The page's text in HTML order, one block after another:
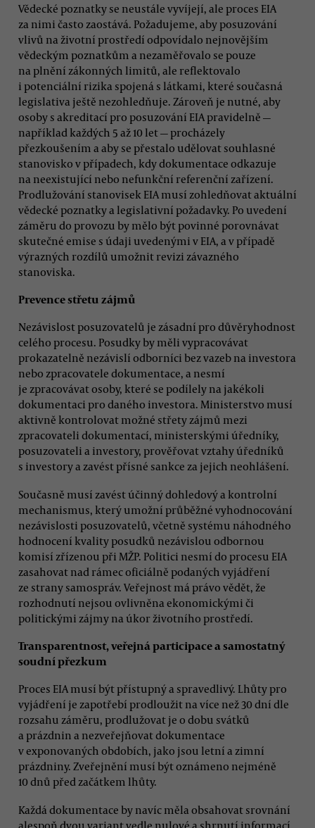
Vědecké poznatky se neustále vyvíjejí, ale proces EIA
za nimi často zaostává. Požadujeme, aby posuzování
vlivů na životní prostředí odpovídalo nejnovějším
vědeckým poznatkům a nezaměřovalo se pouze
na plnění zákonných limitů, ale reflektovalo
i potenciální rizika spojená s látkami, které současná
legislativa ještě nezohledňuje. Zároveň je nutné, aby
osoby s akreditací pro posuzování EIA pravidelně —
například každých 5 až 10 let — procházely
přezkoušením a aby se přestalo udělovat souhlasné
stanovisko v případech, kdy dokumentace odkazuje
na neexistující nebo nefunkční referenční zařízení.
Prodlužování stanovisek EIA musí zohledňovat aktuální
vědecké poznatky a legislativní požadavky. Po uvedení
záměru do provozu by mělo být povinné porovnávat
skutečné emise s údaji uvedenými v EIA, a v případě
výrazných rozdílů umožnit revizi závazného
stanoviska.
Prevence střetu zájmů
Nezávislost posuzovatelů je zásadní pro důvěryhodnost
celého procesu. Posudky by měli vypracovávat
prokazatelně nezávislí odborníci bez vazeb na investora
nebo zpracovatele dokumentace, a nesmí
je zpracovávat osoby, které se podílely na jakékoli
dokumentaci pro daného investora. Ministerstvo musí
aktivně kontrolovat možné střety zájmů mezi
zpracovateli dokumentací, ministerskými úředníky,
posuzovateli a investory, prověřovat vztahy úředníků
s investory a zavést přísné sankce za jejich neohlášení.
Současně musí zavést účinný dohledový a kontrolní
mechanismus, který umožní průběžné vyhodnocování
nezávislosti posuzovatelů, včetně systému náhodného
hodnocení kvality posudků nezávislou odbornou
komisí zřízenou při MŽP. Politici nesmí do procesu EIA
zasahovat nad rámec oficiálně podaných vyjádření
ze strany samospráv. Veřejnost má právo vědět, že
rozhodnutí nejsou ovlivněna ekonomickými či
politickými zájmy na úkor životního prostředí.
Transparentnost, veřejná participace a samostatný
soudní přezkum
Proces EIA musí být přístupný a spravedlivý. Lhůty pro
vyjádření je zapotřebí prodloužit na více než 30 dní dle
rozsahu záměru, prodlužovat je o dobu svátků
a prázdnin a nezveřejňovat dokumentace
v exponovaných obdobích, jako jsou letní a zimní
prázdniny. Zveřejnění musí být oznámeno nejméně
10 dnů před začátkem lhůty.
Každá dokumentace by navíc měla obsahovat srovnání
alespoň dvou variant vedle nulové a shrnutí informací